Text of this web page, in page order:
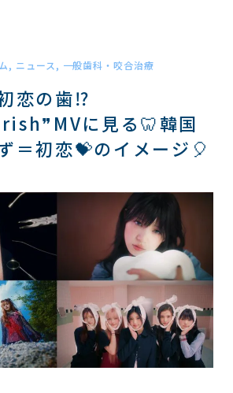
予約
る
月 火 金 土 日 祝
療の受付は18:00までに完了してください
予約状況
, ニュース, 一般歯科・咬合治療
恋の歯⁉️
に見る🦷韓国
＝初恋💝のイメージ🎈